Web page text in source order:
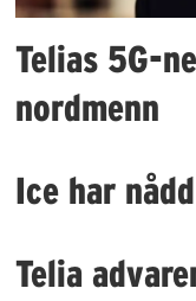
Telias 5G-
nordmenn
Ice har
Telia